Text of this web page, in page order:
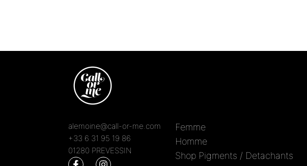
alemoine@call-or-me.com
+33 6 31 95 19 86
01280 PREVESSIN
Femme
Homme
Shop Pigments / Detachants